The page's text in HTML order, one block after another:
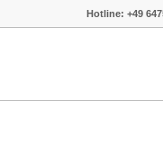
Hotline: +49